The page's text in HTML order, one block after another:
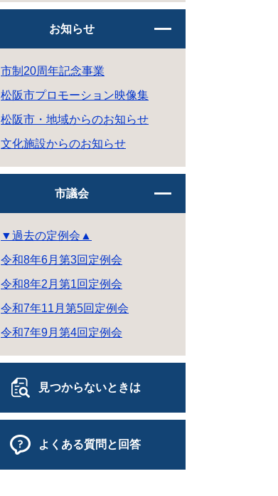
お知らせ
市制20周年記念事業
松阪市プロモーション映像集
松阪市・地域からのお知らせ
文化施設からのお知らせ
市議会
▼過去の定例会▲
令和8年6月第3回定例会
令和8年2月第1回定例会
令和7年11月第5回定例会
令和7年9月第4回定例会
見つからないときは
よくある質問と回答